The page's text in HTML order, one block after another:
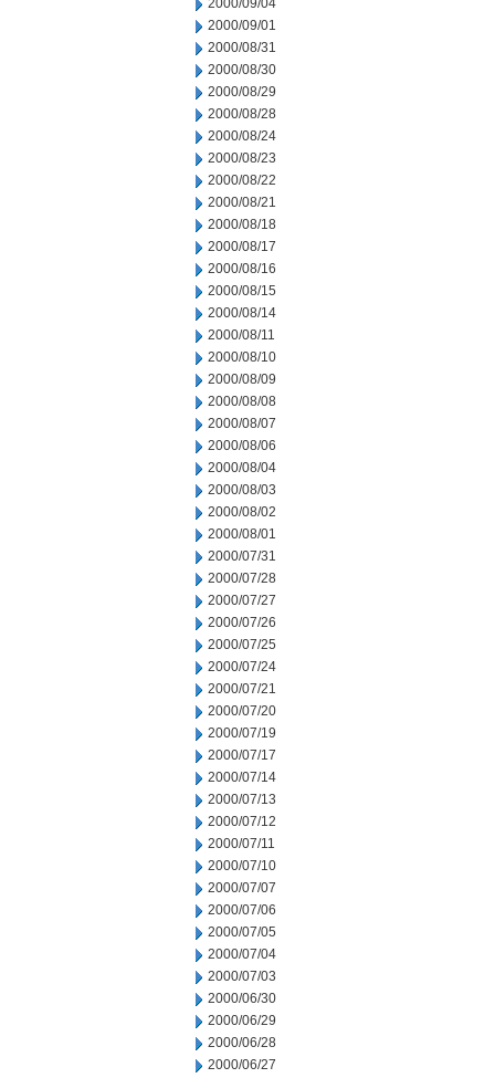
2000/09/04
2000/09/01
2000/08/31
2000/08/30
2000/08/29
2000/08/28
2000/08/24
2000/08/23
2000/08/22
2000/08/21
2000/08/18
2000/08/17
2000/08/16
2000/08/15
2000/08/14
2000/08/11
2000/08/10
2000/08/09
2000/08/08
2000/08/07
2000/08/06
2000/08/04
2000/08/03
2000/08/02
2000/08/01
2000/07/31
2000/07/28
2000/07/27
2000/07/26
2000/07/25
2000/07/24
2000/07/21
2000/07/20
2000/07/19
2000/07/17
2000/07/14
2000/07/13
2000/07/12
2000/07/11
2000/07/10
2000/07/07
2000/07/06
2000/07/05
2000/07/04
2000/07/03
2000/06/30
2000/06/29
2000/06/28
2000/06/27